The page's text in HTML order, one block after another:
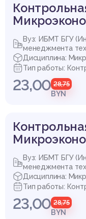
Список
1. Потехина, О.Я.
О.Я. Гомель, 2010. – 118
Задание
Задание
Список
Вуз: ИБМТ БГУ
менеджмента
Дисциплина:
Тип работы:
23,00 28,75
BYN
Вуз: ИБМТ БГУ
менеджмента
Дисциплина:
Тип работы:
23,00 28,75
BYN